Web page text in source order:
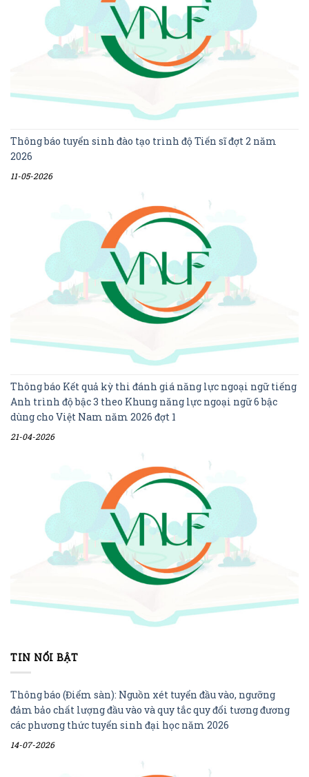
Thông báo tuyển sinh đào tạo trình độ Tiến sĩ đợt 2 năm
2026
11-05-2026
Thông báo Kết quả kỳ thi đánh giá năng lực ngoại ngữ tiếng
Anh trình độ bậc 3 theo Khung năng lực ngoại ngữ 6 bậc
dùng cho Việt Nam năm 2026 đợt 1
21-04-2026
TIN NỔI BẬT
Thông báo (Điểm sàn): Nguồn xét tuyển đầu vào, ngưỡng
đảm bảo chất lượng đầu vào và quy tắc quy đổi tương đương
các phương thức tuyển sinh đại học năm 2026
14-07-2026